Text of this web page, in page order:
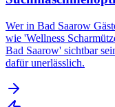
Wer in Bad Saarow
wie 'Wellness
Bad Saarow' sichtbar
dafür unerlässlich.